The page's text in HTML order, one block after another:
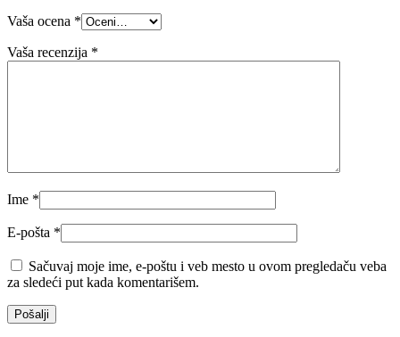
Vaša ocena *
Vaša recenzija *
Ime *
E-pošta *
Sačuvaj moje ime, e-poštu i veb mesto u ovom pregledaču veba
za sledeći put kada komentarišem.